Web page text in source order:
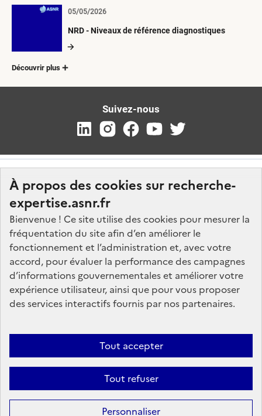
À propos des cookies sur recherche-
expertise.asnr.fr
Bienvenue ! Ce site utilise des cookies pour mesurer la
fréquentation du site afin d’en améliorer le
fonctionnement et l’administration et, avec votre
accord, pour évaluer la performance des campagnes
d’informations gouvernementales et améliorer votre
expérience utilisateur, ainsi que pour vous proposer
des services interactifs fournis par nos partenaires.
Tout accepter
Tout refuser
Personnaliser
NRD - Niveaux de référence diagnostiques
05/05/2026
Découvrir plus
Suivez-nous
Nos marchés
Nos offres d'emploi
FAQ
Glossaire
Plan du site